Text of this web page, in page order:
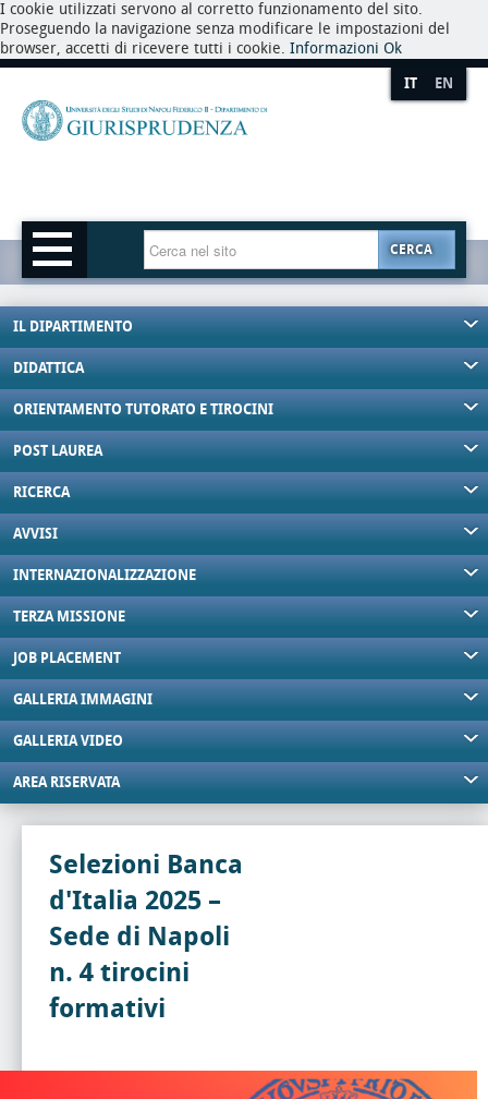
I cookie utilizzati servono al corretto funzionamento del sito.
Proseguendo la navigazione senza modificare le impostazioni del
browser, accetti di ricevere tutti i cookie. Informazioni Ok
IT EN
CERCA
IL DIPARTIMENTO
DIDATTICA
ORIENTAMENTO TUTORATO E TIROCINI
POST LAUREA
RICERCA
AVVISI
INTERNAZIONALIZZAZIONE
TERZA MISSIONE
JOB PLACEMENT
GALLERIA IMMAGINI
GALLERIA VIDEO
AREA RISERVATA
Selezioni Banca
d'Italia 2025 –
Sede di Napoli
n. 4 tirocini
formativi